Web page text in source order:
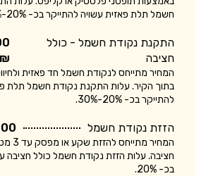
חשמל תלת פאזית עשויה להתייקר בכ- 20%-30%.
התקנת נקודת חשמל - כולל
חציבה
₪
בתוך הקיר. עלות התקנת נקודת חשמל תלת
להתייקר בכ- 20%-30%.
הזזת נקודת חשמל - 300 ₪
המחיר
חציבה. עלות הזזת נקודת חשמל כולל חציבה
בכ- 20%.